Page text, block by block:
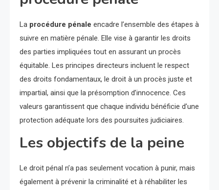
La procédure pénale encadre l’ensemble des étapes à
suivre en matière pénale. Elle vise à garantir les droits
des parties impliquées tout en assurant un procès
équitable. Les principes directeurs incluent le respect
des droits fondamentaux, le droit à un procès juste et
impartial, ainsi que la présomption d’innocence. Ces
valeurs garantissent que chaque individu bénéficie d’une
protection adéquate lors des poursuites judiciaires.
Les objectifs de la peine
Le droit pénal n’a pas seulement vocation à punir, mais
également à prévenir la criminalité et à réhabiliter les